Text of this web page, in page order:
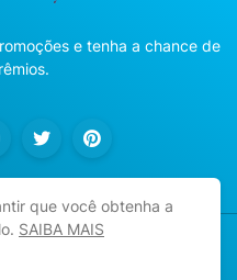
e tenha a chance de
que você obtenha a
SAIBA MAIS